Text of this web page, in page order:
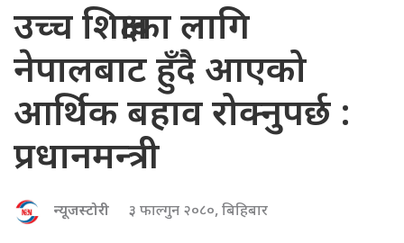
उच्च शिक्षाका लागि
नेपालबाट हुँदै आएको
आर्थिक बहाव रोक्नुपर्छ :
प्रधानमन्त्री
न्यूजस्टोरी ३ फाल्गुन २०८०, बिहिबार